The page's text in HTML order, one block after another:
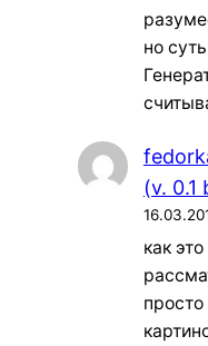
но
(v. 0.1
как